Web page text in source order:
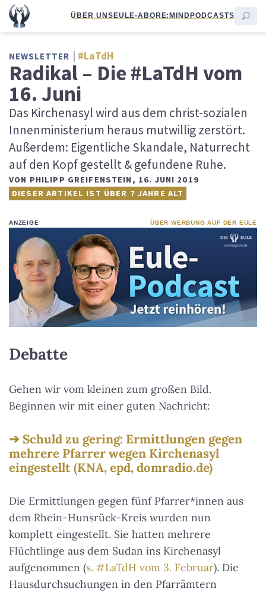
ÜBER UNSEULE-ABORE:MINDPODCASTS
NEWSLETTER #LaTdH
Radikal – Die #LaTdH vom
16. Juni
Das Kirchenasyl wird aus dem christ-sozialen
Innenministerium heraus mutwillig zerstört.
Außerdem: Eigentliche Skandale, Naturrecht
auf den Kopf gestellt & gefundene Ruhe.
VON PHILIPP GREIFENSTEIN , 16. JUNI 2019
DIESER ARTIKEL IST ÜBER 7 JAHRE ALT
ANZEIGE ÜBER WERBUNG AUF DER EULE
Debatte
Gehen wir vom kleinen zum großen Bild.
Beginnen wir mit einer guten Nachricht:
Schuld zu gering: Ermittlungen gegen
mehrere Pfarrer wegen Kirchenasyl
eingestellt (KNA, epd, domradio.de)
Die Ermittlungen gegen fünf Pfarrer*innen aus
dem Rhein-Hunsrück-Kreis wurden nun
komplett eingestellt. Sie hatten mehrere
Flüchtlinge aus dem Sudan ins Kirchenasyl
aufgenommen (s. #LaTdH vom 3. Februar). Die
Hausdurchsuchungen in den Pfarrämtern